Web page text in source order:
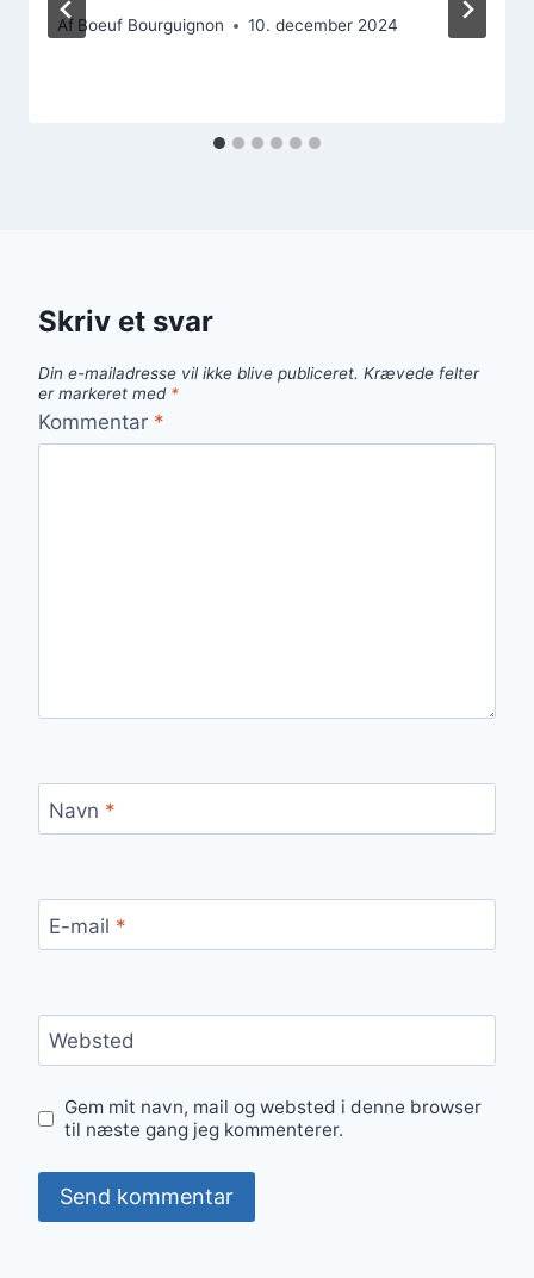
Af Boeuf Bourguignon 10. december 2024
Skriv et svar
Din e-mailadresse vil ikke blive publiceret. Krævede felter
er markeret med *
Kommentar *
Navn *
E-mail *
Websted
Gem mit navn, mail og websted i denne browser
til næste gang jeg kommenterer.